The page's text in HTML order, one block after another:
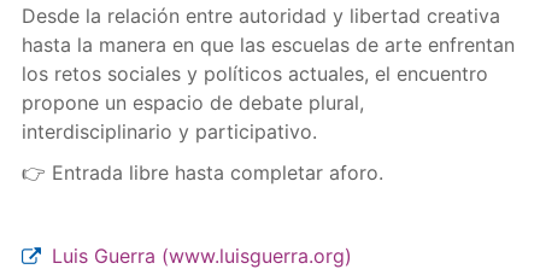
Desde la relación entre autoridad y libertad creativa
hasta la manera en que las escuelas de arte enfrentan
los retos sociales y políticos actuales, el encuentro
propone un espacio de debate plural,
interdisciplinario y participativo.
👉 Entrada libre hasta completar aforo.
Luis Guerra (www.luisguerra.org)